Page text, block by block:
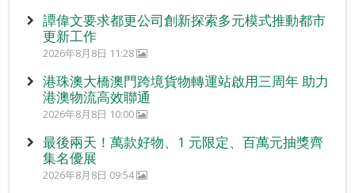
譚偉文要求都更公司創新探索多元模式推動都市
更新工作
2026年8月8日 11:28
港珠澳大橋澳門跨境貨物轉運站啟用三周年 助力
港澳物流高效聯通
2026年8月8日 10:00
最後兩天！萬款好物、1 元限定、百萬元抽獎齊
集名優展
2026年8月8日 09:54